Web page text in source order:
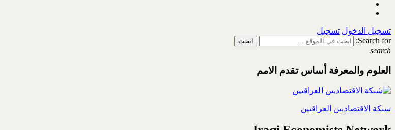
تسجيل الدخول تسجيل
Search for:
search
العلوم والمعرفة أساس تقدم الامم
شبكة الاقتصاديين العراقيين